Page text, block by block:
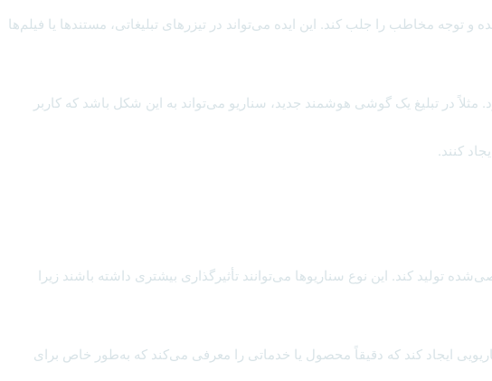
مخاطب را جلب کند. این ایده می‌تواند در تیزرهای تبلیغاتی، مستندها یا فیلم‌ها
در تبلیغ یک گوشی هوشمند جدید، سناریو می‌تواند به این شکل باشد که کاربر
کنند.
کند. این نوع سناریوها می‌توانند تأثیرگذاری بیشتری داشته باشند زیرا
ایجاد کند که دقیقاً محصول یا خدماتی را معرفی می‌کند که به‌طور خاص برای